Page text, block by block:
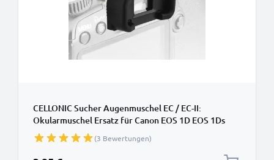
CELLONIC Sucher Augenmuschel EC / EC-II:
Okularmuschel Ersatz für Canon EOS 1D EOS 1Ds
EOS 1Ds Mark II Okular Augen Muschel, Silikon
Viewfinder Eye Cup, Kamera Blendschutz für View
Finder Display, Camera Eyepiece
(3 Bewertungen)